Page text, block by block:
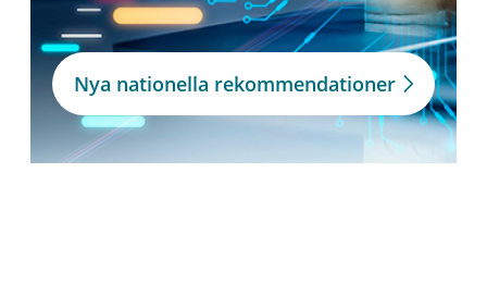
Nya nationella rekommendationer